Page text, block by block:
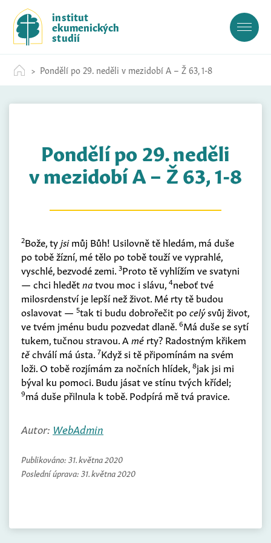
c
institut
ekumenických
studií
Pondělí po 29. neděli v mezidobí A – Ž 63, 1-8
Pondělí po 29. neděli
v mezidobí A – Ž 63, 1-8
2Bože, tyjsimůj Bůh! Usilovně tě hledám, má duše
po tobě žízní, mé tělo po tobě touží ve vyprahlé,
vyschlé, bezvodé zemi. 3Proto tě vyhlížím ve svatyni
— chci hledětnatvou moc i slávu, 4neboť tvé
milosrdenství je lepší než život. Mé rty tě budou
oslavovat — 5tak ti budu dobrořečit pocelýsvůj život,
ve tvém jménu budu pozvedat dlaně. 6Má duše se sytí
tukem, tučnou stravou. A mé rty? Radostným křikem
těchválí má ústa. 7Když si tě připomínám na svém
loži. O tobě rozjímám za nočních hlídek, 8jak jsi mi
býval ku pomoci. Budu jásat ve stínu tvých křídel;
9má duše přilnula k tobě. Podpírá mě tvá pravice.
Autor: WebAdmin
Publikováno: 31. května 2020
Poslední úprava: 31. května 2020